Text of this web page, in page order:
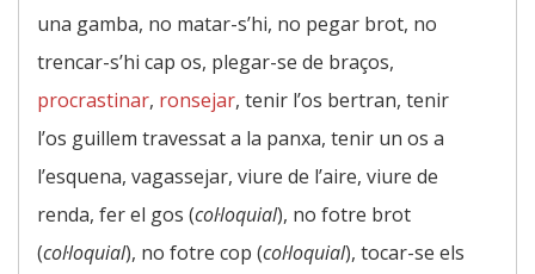
una gamba, no matar-s’hi, no pegar brot, no
trencar-s’hi cap os, plegar-se de braços,
procrastinar, ronsejar, tenir l’os bertran, tenir
l’os guillem travessat a la panxa, tenir un os a
l’esquena, vagassejar, viure de l’aire, viure de
renda, fer el gos (col·loquial), no fotre brot
(col·loquial), no fotre cop (col·loquial), tocar-se els